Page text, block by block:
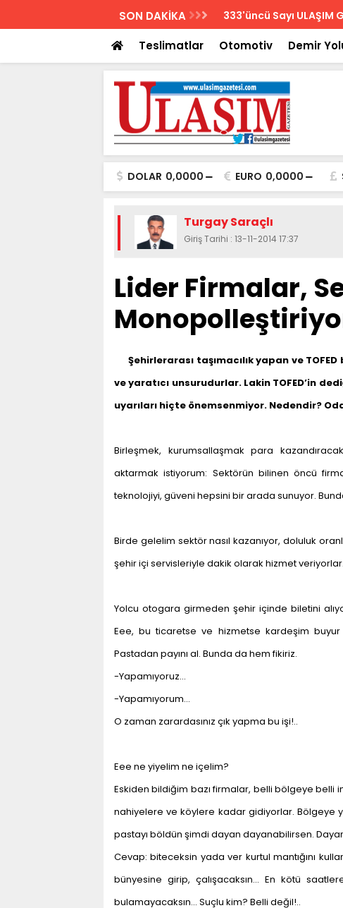
SON DAKİKA Biletler 12 saatte iade
Teslimatlar Otomotiv Demir
DOLAR 0,0000 EURO 0,0000
Turgay Saraçlı
Giriş Tarihi : 13-11-2014 17:37
Lider Firmalar,
Şehirlerarası taşımacılık yapan ve
ve yaratıcı unsurudurlar. Lakin TOFED’in
uyarıları hiçte önemsenmiyor. Nedendir?
Birleşmek, kurumsallaşmak para
aktarmak istiyorum: Sektörün bilinen öncü
teknolojiyi, güveni hepsini bir arada sunuyor.
Birde gelelim sektör nasıl kazanıyor, doluluk
şehir içi servisleriyle dakik olarak hizmet
Yolcu otogara girmeden şehir içinde biletini
Eee, bu ticaretse ve hizmetse kardeşim
Pastadan payını al. Bunda da hem fikiriz.
-Yapamıyoruz…
-Yapamıyorum…
O zaman zarardasınız çık yapma bu işi!..
Eee ne yiyelim ne içelim?
Eskiden bildiğim bazı firmalar, belli bölgeye belli
nahiyelere ve köylere kadar gidiyorlar. Bölgeye
pastayı böldün şimdi dayan dayanabilirsen.
Cevap: biteceksin yada ver kurtul mantığını
bünyesine girip, çalışacaksın... En kötü
bulamayacaksın… Suçlu kim? Belli değil!..